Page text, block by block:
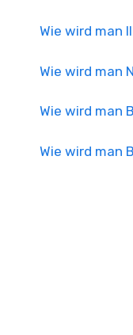
Wie wird man
Wie wird man
Wie wird man
Wie wird man